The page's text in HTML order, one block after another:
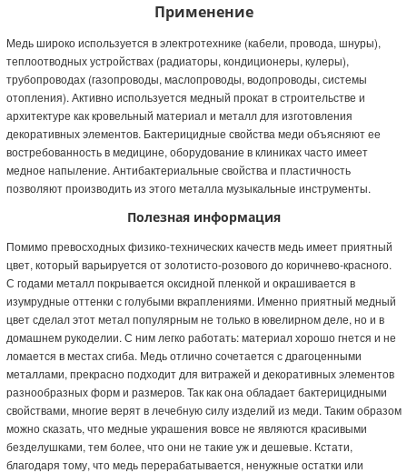
Применение
Медь широко используется в электротехнике (кабели, провода, шнуры),
теплоотводных устройствах (радиаторы, кондиционеры, кулеры),
трубопроводах (газопроводы, маслопроводы, водопроводы, системы
отопления). Активно используется медный прокат в строительстве и
архитектуре как кровельный материал и металл для изготовления
декоративных элементов. Бактерицидные свойства меди объясняют ее
востребованность в медицине, оборудование в клиниках часто имеет
медное напыление. Антибактериальные свойства и пластичность
позволяют производить из этого металла музыкальные инструменты.
Полезная информация
Помимо превосходных физико-технических качеств медь имеет приятный
цвет, который варьируется от золотисто-розового до коричнево-красного.
С годами металл покрывается оксидной пленкой и окрашивается в
изумрудные оттенки с голубыми вкраплениями. Именно приятный медный
цвет сделал этот метал популярным не только в ювелирном деле, но и в
домашнем рукоделии. С ним легко работать: материал хорошо гнется и не
ломается в местах сгиба. Медь отлично сочетается с драгоценными
металлами, прекрасно подходит для витражей и декоративных элементов
разнообразных форм и размеров. Так как она обладает бактерицидными
свойствами, многие верят в лечебную силу изделий из меди. Таким образом
можно сказать, что медные украшения вовсе не являются красивыми
безделушками, тем более, что они не такие уж и дешевые. Кстати,
благодаря тому, что медь перерабатывается, ненужные остатки или